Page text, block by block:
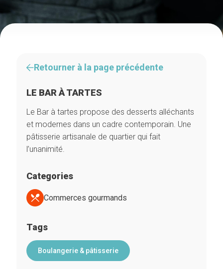
Retourner à la page précédente
LE BAR À TARTES
Le Bar à tartes propose des desserts alléchants
et modernes dans un cadre contemporain. Une
pâtisserie artisanale de quartier qui fait
l’unanimité.
Categories
Commerces gourmands
Tags
Boulangerie & pâtisserie